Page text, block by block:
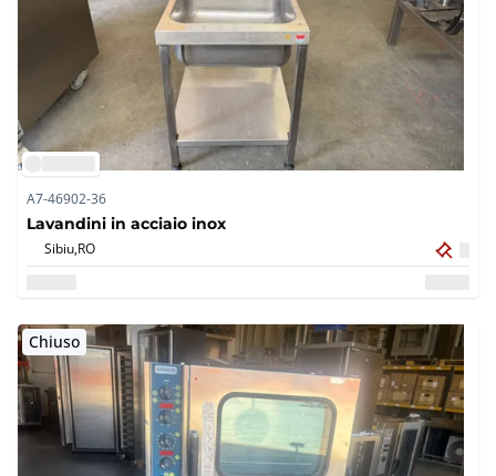
A7-46902-36
Lavandini in acciaio inox
Sibiu,RO
Chiuso